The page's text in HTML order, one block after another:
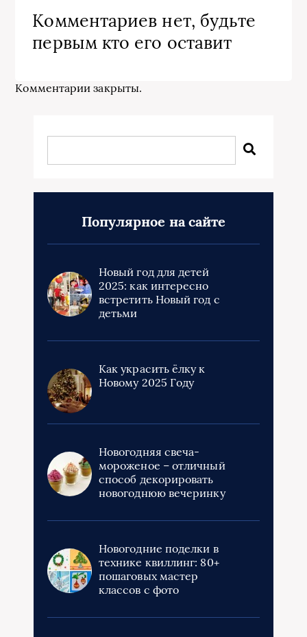
Комментариев нет, будьте
первым кто его оставит
Комментарии закрыты.
Популярное на сайте
Новый год для детей
2025: как интересно
встретить Новый год с
детьми
Как украсить ёлку к
Новому 2025 Году
Новогодняя свеча-
мороженое – отличный
способ декорировать
новогоднюю вечеринку
Новогодние поделки в
технике квиллинг: 80+
пошаговых мастер
классов с фото